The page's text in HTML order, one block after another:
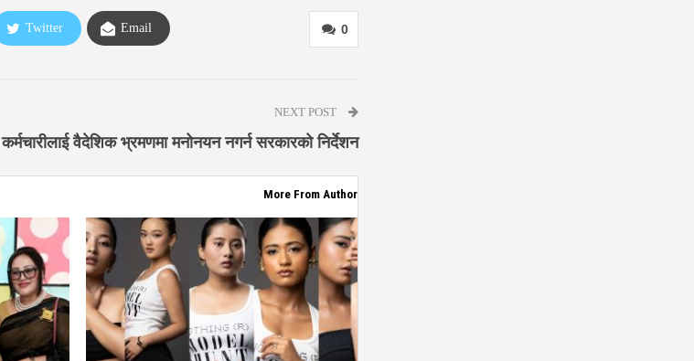
0
Twitter Email
NEXT POST
कर्मचारीलाई वैदेशिक भ्रमणमा मनोनयन नगर्न सरकारको निर्देशन
More From Author